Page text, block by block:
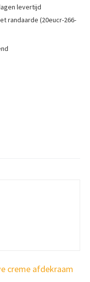
levertijd
randaarde (20eucr-266-
creme afdekraam